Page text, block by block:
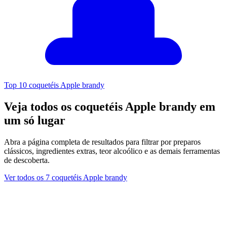
Top 10 coquetéis Apple brandy
Veja todos os coquetéis Apple brandy em
um só lugar
Abra a página completa de resultados para filtrar por preparos
clássicos, ingredientes extras, teor alcoólico e as demais ferramentas
de descoberta.
Ver todos os 7 coquetéis Apple brandy